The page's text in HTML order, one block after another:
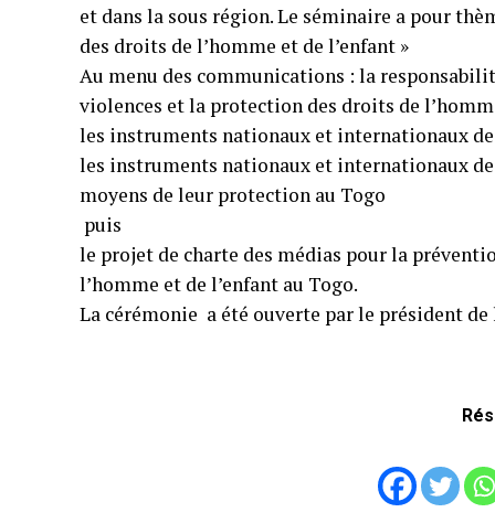
et dans la sous région. Le séminaire a pour
des droits de l’homme et de l’enfant »
Au menu des communications : la
violences et la protection des droits de
les instruments nationaux et internationaux
les instruments nationaux et internationaux
moyens de leur protection au Togo
puis
le projet de charte des médias pour la
l’homme et de l’enfant au Togo.
La cérémonie a été ouverte par le président